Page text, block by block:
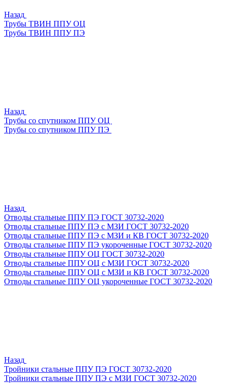
Назад
Трубы ТВИН ППУ ОЦ
Трубы ТВИН ППУ ПЭ
Назад
Трубы со спутником ППУ ОЦ
Трубы со спутником ППУ ПЭ
Назад
Отводы стальные ППУ ПЭ ГОСТ 30732-2020
Отводы стальные ППУ ПЭ с МЗИ ГОСТ 30732-2020
Отводы стальные ППУ ПЭ с МЗИ и КВ ГОСТ 30732-2020
Отводы стальные ППУ ПЭ укороченные ГОСТ 30732-2020
Отводы стальные ППУ ОЦ ГОСТ 30732-2020
Отводы стальные ППУ ОЦ с МЗИ ГОСТ 30732-2020
Отводы стальные ППУ ОЦ с МЗИ и КВ ГОСТ 30732-2020
Отводы стальные ППУ ОЦ укороченные ГОСТ 30732-2020
Назад
Тройники стальные ППУ ПЭ ГОСТ 30732-2020
Тройники стальные ППУ ПЭ с МЗИ ГОСТ 30732-2020